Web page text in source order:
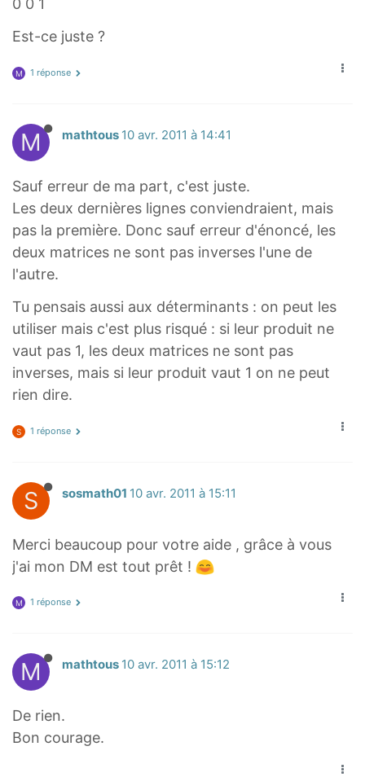
0 0 1
Est-ce juste ?
M 1 réponse
M mathtous 10 avr. 2011 à 14:41
Sauf erreur de ma part, c'est juste.
Les deux dernières lignes conviendraient, mais
pas la première. Donc sauf erreur d'énoncé, les
deux matrices ne sont pas inverses l'une de
l'autre.
Tu pensais aussi aux déterminants : on peut les
utiliser mais c'est plus risqué : si leur produit ne
vaut pas 1, les deux matrices ne sont pas
inverses, mais si leur produit vaut 1 on ne peut
rien dire.
S 1 réponse
S sosmath01 10 avr. 2011 à 15:11
Merci beaucoup pour votre aide , grâce à vous
j'ai mon DM est tout prêt !
M 1 réponse
M mathtous 10 avr. 2011 à 15:12
De rien.
Bon courage.